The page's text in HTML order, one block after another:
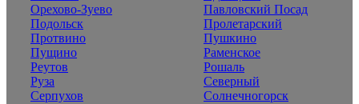
Орехово-Зуево
Павловский Посад
Подольск
Пролетарский
Протвино
Пушкино
Пущино
Раменское
Реутов
Рошаль
Руза
Северный
Серпухов
Солнечногорск